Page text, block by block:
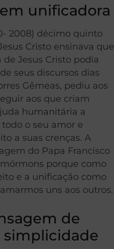
unificadora
2008) décimo quinto
Cristo ensinava que
Jesus Cristo podia
seus discursos dias
Gêmeas, pediu aos
aos que criam
humanitária a
o seu amor e
a suas crenças. A
do Papa Francisco
porque como
e a unificação como
uns aos outros.
de